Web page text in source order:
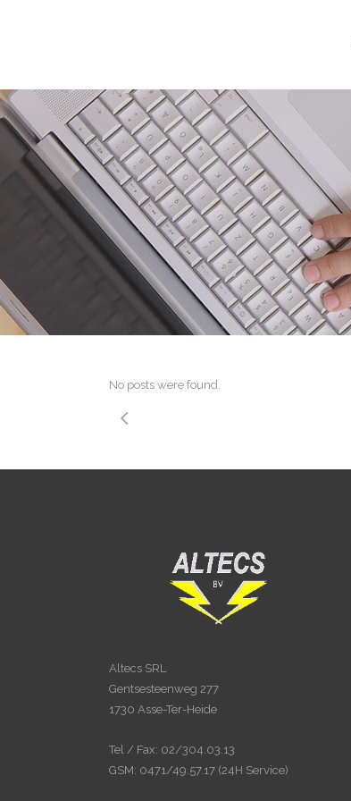
No posts were found.
Altecs SRL
Gentsesteenweg 277
1730 Asse-Ter-Heide
Tel / Fax: 02/304.03.13
GSM: 0471/49.57.17 (24H Service)